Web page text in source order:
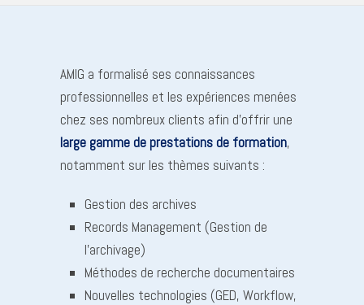
AMIG a formalisé ses connaissances
professionnelles et les expériences menées
chez ses nombreux clients afin d’offrir une
large gamme de prestations de formation,
notamment sur les thèmes suivants :
Gestion des archives
Records Management (Gestion de
l’archivage)
Méthodes de recherche documentaires
Nouvelles technologies (GED, Workflow,